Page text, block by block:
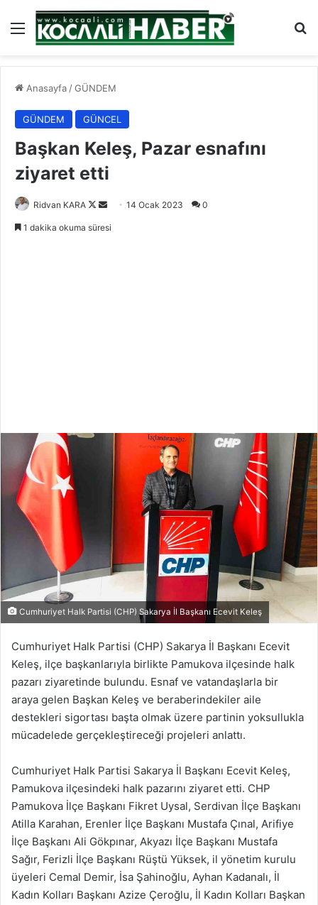
Menü
Anasayfa /GÜNDEM
GÜNDEM GÜNCEL
Başkan Keleş, Pazar esnafını
ziyaret etti
Ridvan KARA
Follow
Bir
14 Ocak 2023 0
1 dakika okuma süresi
Cumhuriyet Halk Partisi (CHP) Sakarya İl Başkanı Ecevit Keleş
Cumhuriyet Halk Partisi (CHP) Sakarya İl Başkanı Ecevit
Keleş, ilçe başkanlarıyla birlikte Pamukova ilçesinde halk
pazarı ziyaretinde bulundu. Esnaf ve vatandaşlarla bir
araya gelen Başkan Keleş ve beraberindekiler aile
destekleri sigortası başta olmak üzere partinin yoksullukla
mücadelede gerçekleştireceği projeleri anlattı.
Cumhuriyet Halk Partisi Sakarya İl Başkanı Ecevit Keleş,
Pamukova ilçesindeki halk pazarını ziyaret etti. CHP
Pamukova İlçe Başkanı Fikret Uysal, Serdivan İlçe Başkanı
Atilla Karahan, Erenler İlçe Başkanı Mustafa Çınal, Arifiye
İlçe Başkanı Ali Gökpınar, Akyazı İlçe Başkanı Mustafa
Sağır, Ferizli İlçe Başkanı Rüştü Yüksek, il yönetim kurulu
üyeleri Cemal Demir, İsa Şahinoğlu, Ayhan Kadanalı, İl
Kadın Kolları Başkanı Azize Çeroğlu, İl Kadın Kolları Başkan